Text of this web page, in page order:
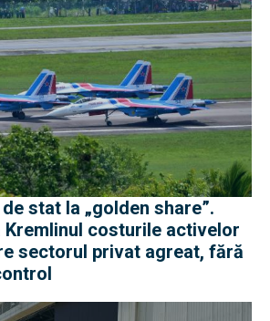
stat la „golden share”.
Kremlinul costurile activelor
sectorul privat agreat, fără